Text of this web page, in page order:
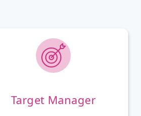
Target Manager